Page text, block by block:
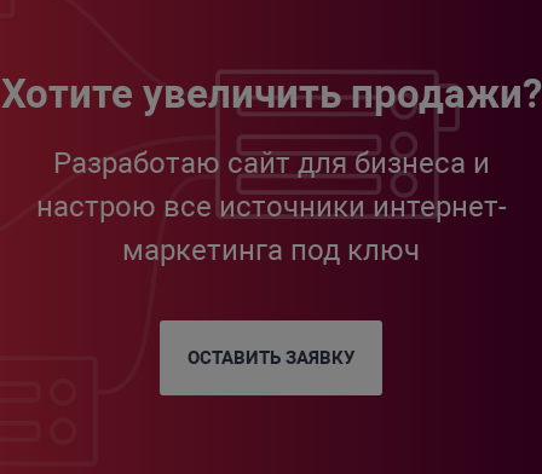
Хотите увеличить продажи?
Разработаю сайт для бизнеса и
настрою все источники интернет-
маркетинга под ключ
ОСТАВИТЬ ЗАЯВКУ